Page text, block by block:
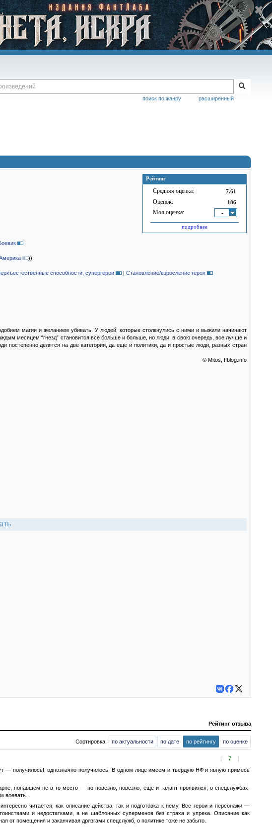
расширенный
поиск по жанру
Рейтинг
Средняя оценка: 7.61
Оценок: 186
Моя оценка: -
подробнее
))
способности, супергерои | Становление/взросление героя
магии и желанием убивать. У людей, которые столкнулись с ними и выжили начинают
месяцем “гнезд” становится все больше и больше, но люди, в свою очередь, все лучше и
постепенно делятся на две категории, да еще и политики, да и простые люди, разных стран
© Mitos, ffblog.info
Рейтинг отзыва
Сортировка: по актуальности по дате по рейтингу по оценке
[ 7 ]
— получилось!, однозначно получилось. В одном лице имеем и твердую НФ и явную примесь
попавшем не в то место — но повезло, повезло, еще и талант проявился; о спецслужбах,
воевать...
читается, как описание действа, так и подготовка к нему. Все герои и персонажи —
и недостатками, а не шаблонных суперменов без страха и упрека. Описание как
от помещения и заканчивая дрязгами спецслужб, о политике тоже не забыто.